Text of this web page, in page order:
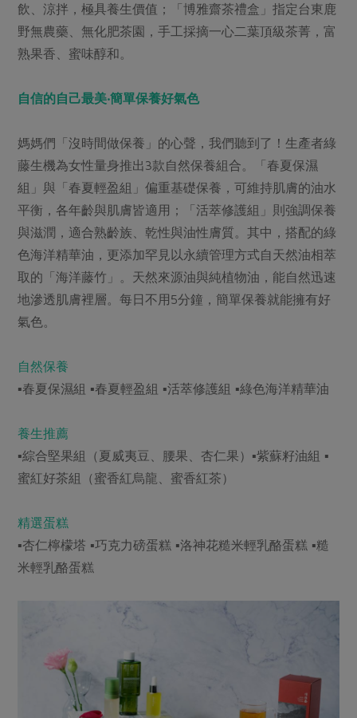
飲、涼拌，極具養生價值；「博雅齋茶禮盒」指定台東鹿
野無農藥、無化肥茶園，手工採摘一心二葉頂級茶菁，富
熟果香、蜜味醇和。
自信的自己最美‧簡單保養好氣色
媽媽們「沒時間做保養」的心聲，我們聽到了！生產者綠
藤生機為女性量身推出3款自然保養組合。「春夏保濕
組」與「春夏輕盈組」偏重基礎保養，可維持肌膚的油水
平衡，各年齡與肌膚皆適用；「活萃修護組」則強調保養
與滋潤，適合熟齡族、乾性與油性膚質。其中，搭配的綠
色海洋精華油，更添加罕見以永續管理方式自天然油相萃
取的「海洋藤竹」。天然來源油與純植物油，能自然迅速
地滲透肌膚裡層。每日不用5分鐘，簡單保養就能擁有好
氣色。
自然保養
▪春夏保濕組 ▪春夏輕盈組 ▪活萃修護組 ▪綠色海洋精華油
養生推薦
▪綜合堅果組（夏威夷豆、腰果、杏仁果）▪紫蘇籽油組 ▪
蜜紅好茶組（蜜香紅烏龍、蜜香紅茶）
精選蛋糕
▪杏仁檸檬塔 ▪巧克力磅蛋糕 ▪洛神花糙米輕乳酪蛋糕 ▪糙
米輕乳酪蛋糕